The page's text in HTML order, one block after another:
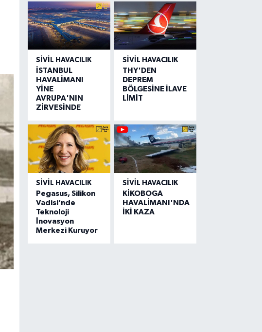
SIVIL HAVACILIK
İSTANBUL
HAVALİMANI
YİNE
AVRUPA'NIN
ZİRVESİNDE
SIVIL HAVACILIK
THY'DEN
DEPREM
BÖLGESİNE İLAVE
LİMİT
SIVIL HAVACILIK
Pegasus, Silikon
Vadisi’nde
Teknoloji
İnovasyon
Merkezi Kuruyor
SIVIL HAVACILIK
KİKOBOGA
HAVALİMANI'NDA
İKİ KAZA